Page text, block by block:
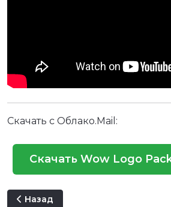
Скачать с Облако.Mail:
Скачать Wow Logo
Предыдущий: Ramadan Logo
Назад